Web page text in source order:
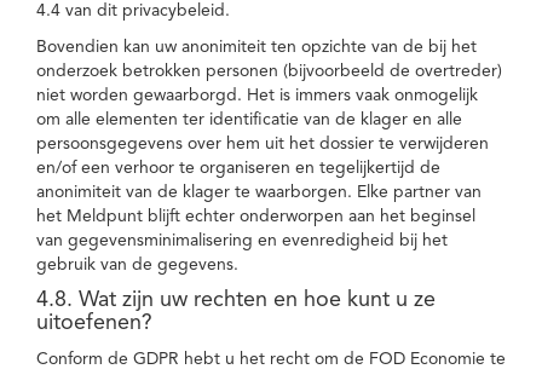
4.4 van dit privacybeleid.
Bovendien kan uw anonimiteit ten opzichte van de bij het
onderzoek betrokken personen (bijvoorbeeld de overtreder)
niet worden gewaarborgd. Het is immers vaak onmogelijk
om alle elementen ter identificatie van de klager en alle
persoonsgegevens over hem uit het dossier te verwijderen
en/of een verhoor te organiseren en tegelijkertijd de
anonimiteit van de klager te waarborgen. Elke partner van
het Meldpunt blijft echter onderworpen aan het beginsel
van gegevensminimalisering en evenredigheid bij het
gebruik van de gegevens.
4.8. Wat zijn uw rechten en hoe kunt u ze
uitoefenen?
Conform de GDPR hebt u het recht om de FOD Economie te